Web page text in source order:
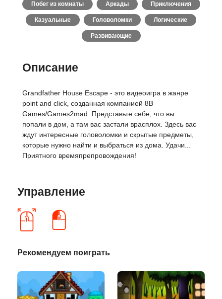
Побег из комнаты Аркады Приключения
Казуальные Головоломки Логические
Развивающие
Описание
Grandfather House Escape - это видеоигра в жанре
point and click, созданная компанией 8B
Games/Games2mad. Представьте себе, что вы
попали в дом, а там вас застали врасплох. Здесь вас
ждут интересные головоломки и скрытые предметы,
которые нужно найти и выбраться из дома. Удачи...
Приятного времяпрепровождения!
Управление
Рекомендуем поиграть